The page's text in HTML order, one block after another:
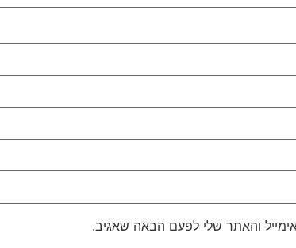
והאתר שלי לפעם הבאה שאגיב.